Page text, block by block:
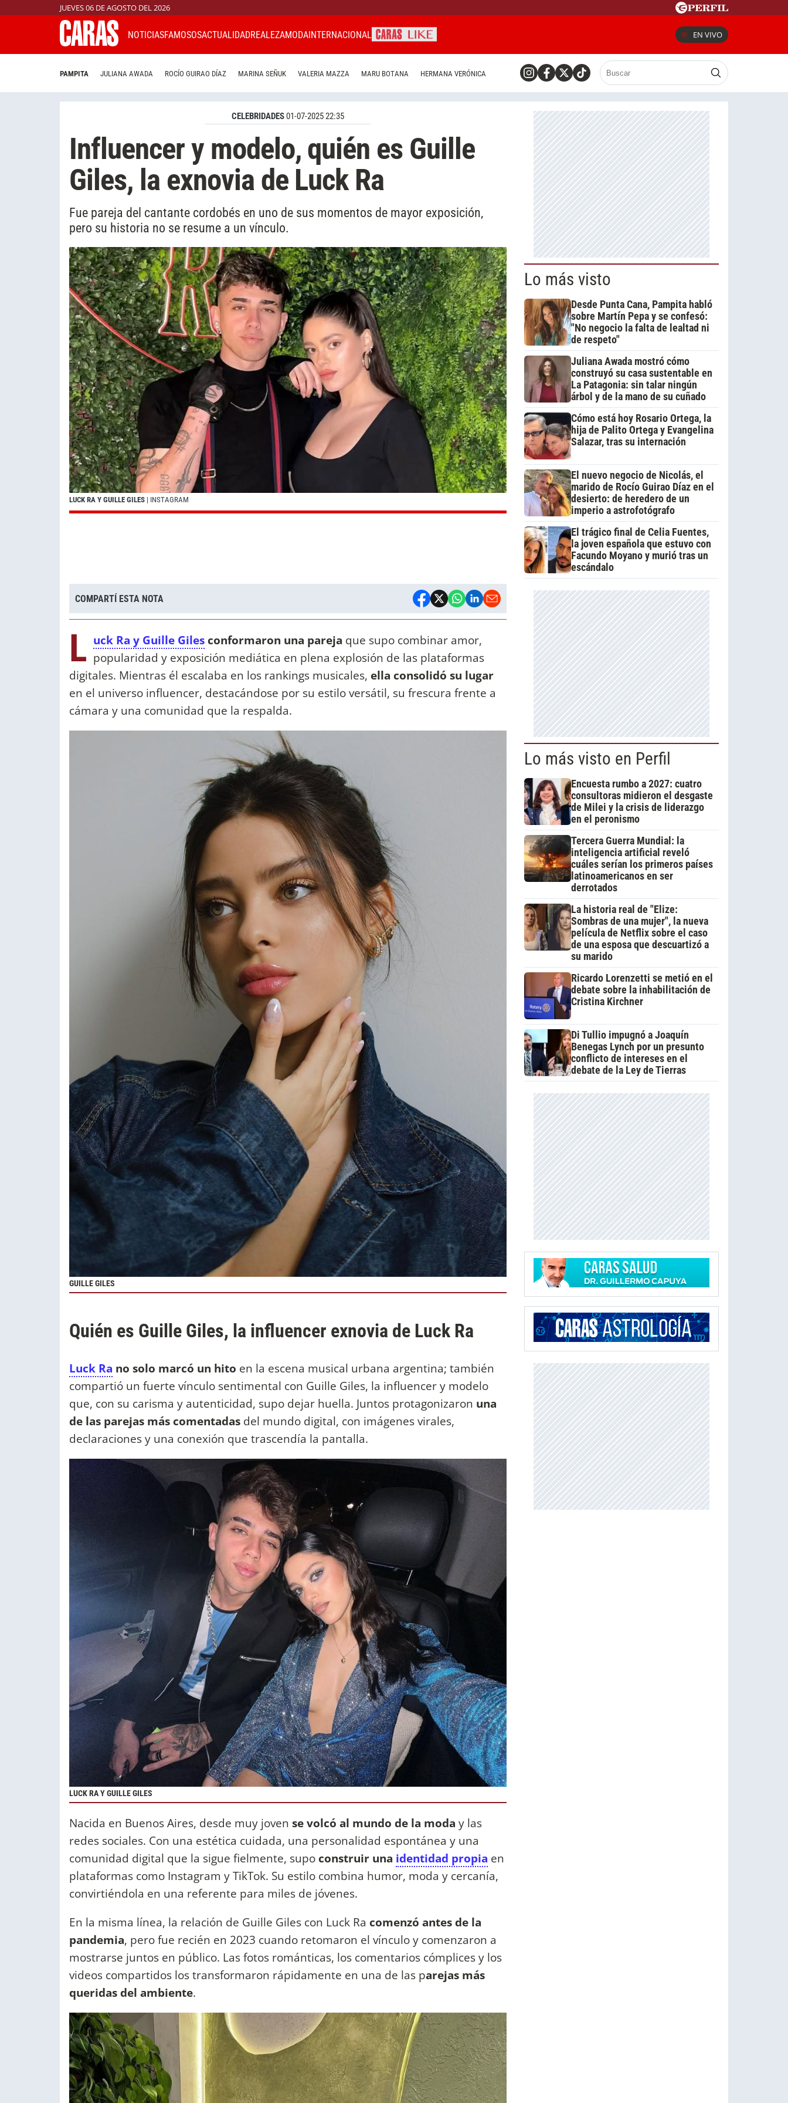
JUEVES 06 DE AGOSTO DEL 2026
NOTICIASFAMOSOSACTUALIDADREALEZAMODAINTERNACIONAL EN VIVO
PAMPITA JULIANA AWADA ROCÍO GUIRAO DÍAZ MARINA SEÑUK VALERIA MAZZA MARU BOTANA HERMANA VERÓNICA
CELEBRIDADES01-07-2025 22:35
Influencer y modelo, quién es Guille
Giles, la exnovia de Luck Ra
Fue pareja del cantante cordobés en uno de sus momentos de mayor exposición,
pero su historia no se resume a un vínculo.
LUCK RA Y GUILLE GILES | INSTAGRAM
COMPARTÍ ESTA NOTA
L uck Ra y Guille Giles conformaron una pareja que supo combinar amor,
popularidad y exposición mediática en plena explosión de las plataformas
digitales. Mientras él escalaba en los rankings musicales, ella consolidó su lugar
en el universo influencer, destacándose por su estilo versátil, su frescura frente a
cámara y una comunidad que la respalda.
GUILLE GILES
Quién es Guille Giles, la influencer exnovia de Luck Ra
Luck Ra no solo marcó un hito en la escena musical urbana argentina; también
compartió un fuerte vínculo sentimental con Guille Giles, la influencer y modelo
que, con su carisma y autenticidad, supo dejar huella. Juntos protagonizaron una
de las parejas más comentadas del mundo digital, con imágenes virales,
declaraciones y una conexión que trascendía la pantalla.
LUCK RA Y GUILLE GILES
Nacida en Buenos Aires, desde muy joven se volcó al mundo de la moda y las
redes sociales. Con una estética cuidada, una personalidad espontánea y una
comunidad digital que la sigue fielmente, supo construir una identidad propia en
plataformas como Instagram y TikTok. Su estilo combina humor, moda y cercanía,
convirtiéndola en una referente para miles de jóvenes.
En la misma línea, la relación de Guille Giles con Luck Ra comenzó antes de la
pandemia, pero fue recién en 2023 cuando retomaron el vínculo y comenzaron a
mostrarse juntos en público. Las fotos románticas, los comentarios cómplices y los
videos compartidos los transformaron rápidamente en una de las parejas más
queridas del ambiente.
Lo más visto
Desde Punta Cana, Pampita habló
sobre Martín Pepa y se confesó:
"No negocio la falta de lealtad ni
de respeto"
Juliana Awada mostró cómo
construyó su casa sustentable en
La Patagonia: sin talar ningún
árbol y de la mano de su cuñado
Cómo está hoy Rosario Ortega, la
hija de Palito Ortega y Evangelina
Salazar, tras su internación
El nuevo negocio de Nicolás, el
marido de Rocío Guirao Díaz en el
desierto: de heredero de un
imperio a astrofotógrafo
El trágico final de Celia Fuentes,
la joven española que estuvo con
Facundo Moyano y murió tras un
escándalo
Lo más visto en Perfil
Encuesta rumbo a 2027: cuatro
consultoras midieron el desgaste
de Milei y la crisis de liderazgo
en el peronismo
Tercera Guerra Mundial: la
inteligencia artificial reveló
cuáles serían los primeros países
latinoamericanos en ser
derrotados
La historia real de "Elize:
Sombras de una mujer", la nueva
película de Netflix sobre el caso
de una esposa que descuartizó a
su marido
Ricardo Lorenzetti se metió en el
debate sobre la inhabilitación de
Cristina Kirchner
Di Tullio impugnó a Joaquín
Benegas Lynch por un presunto
conflicto de intereses en el
debate de la Ley de Tierras